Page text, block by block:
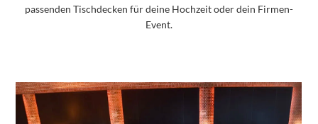
passenden Tischdecken für deine Hochzeit oder dein Firmen-
Event.